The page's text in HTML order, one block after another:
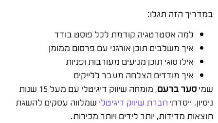
במדריך הזה תגלו:
למה אסטרטגיה קודמת לכל פוסט בודד
איך משלבים תוכן אורגני עם פרסום ממומן
אילו סוגי תוכן מניעים מעורבות ופניות
איך מודדים הצלחה מעבר ללייקים
שמיסער ברעם
, מומחה שיווק דיגיטלי עם מעל 15 שנות
ניסיון. ייסדתי חברת שיווק דיגיטלי שמלווה עסקים להשגת
תוצאות מדידות, יותר לידים ויותר מכירות.